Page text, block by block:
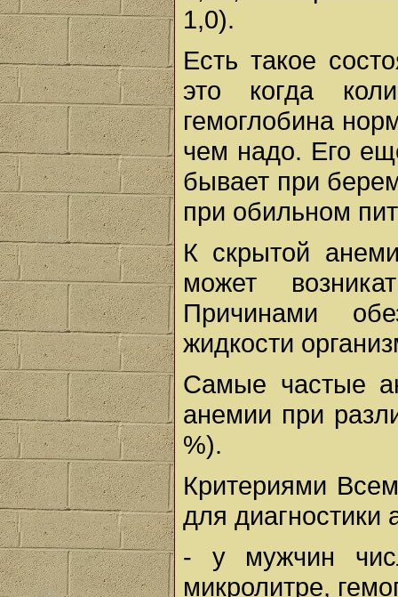
1,0).
Есть такое
это когда
гемоглобина
чем надо. Его
бывает при
при обильном
К скрытой
может
Причинами
жидкости
Самые частые
анемии при
%).
Критериями
для диагностики
- у мужчин
микролитре,